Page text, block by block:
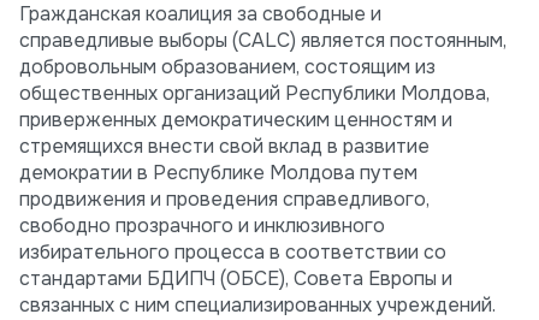
Гражданская коалиция за свободные и
справедливые выборы (CALC) является постоянным,
добровольным образованием, состоящим из
общественных организаций Республики Молдова,
приверженных демократическим ценностям и
стремящихся внести свой вклад в развитие
демократии в Республике Молдова путем
продвижения и проведения справедливого,
свободно прозрачного и инклюзивного
избирательного процесса в соответствии со
стандартами БДИПЧ (ОБСЕ), Совета Европы и
связанных с ним специализированных учреждений.